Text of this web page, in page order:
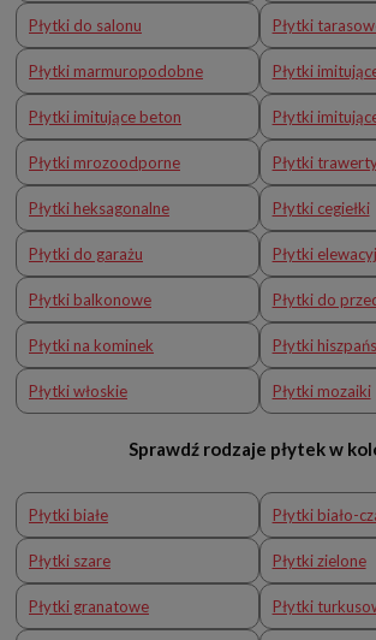
Płytki do salonu Płytki
Płytki marmuropodobne Płytki
Płytki imitujące beton Płytki
Płytki mrozoodporne Płytki
Płytki heksagonalne Płytki cegiełki
Płytki do garażu Płytki
Płytki balkonowe Płytki do
Płytki na kominek Płytki
Płytki włoskie Płytki mozaiki
Sprawdź rodzaje płytek w
Płytki białe Płytki biało-
Płytki szare Płytki zielone
Płytki granatowe Płytki